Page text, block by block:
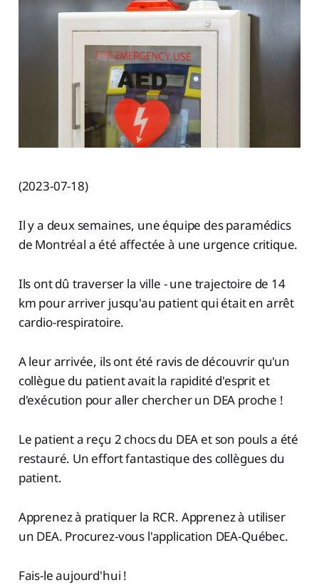
(2023-07-18)
Il y a deux semaines, une équipe des paramédics
de Montréal a été affectée à une urgence critique.
Ils ont dû traverser la ville - une trajectoire de 14
km pour arriver jusqu'au patient qui était en arrêt
cardio-respiratoire.
A leur arrivée, ils ont été ravis de découvrir qu'un
collègue du patient avait la rapidité d'esprit et
d'exécution pour aller chercher un DEA proche !
Le patient a reçu 2 chocs du DEA et son pouls a été
restauré. Un effort fantastique des collègues du
patient.
Apprenez à pratiquer la RCR. Apprenez à utiliser
un DEA. Procurez-vous l'application DEA-Québec.
Fais-le aujourd'hui !